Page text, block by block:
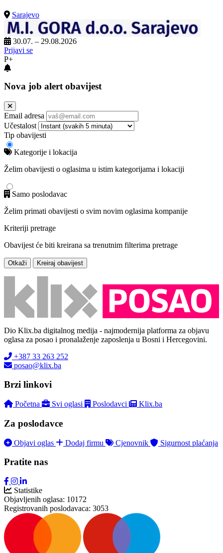
Sarajevo
30.07. – 29.08.2026
Prijavi se
P+
Nova job alert obavijest
Email adresa
Učestalost
Tip obavijesti
Kategorije i lokacija
Želim obavijesti o oglasima u istim kategorijama i lokaciji
Samo poslodavac
Želim primati obavijesti o svim novim oglasima kompanije
Kriteriji pretrage
Obavijest će biti kreirana sa trenutnim filterima pretrage
Otkaži Kreiraj obavijest
Dio Klix.ba digitalnog medija - najmodernija platforma za objavu
oglasa za posao i pronalaženje zaposlenja u Bosni i Hercegovini.
+387 33 263 252
posao@klix.ba
Brzi linkovi
Početna Svi oglasi Poslodavci Klix.ba
Za poslodavce
Objavi oglas Dodaj firmu Cjenovnik Sigurnost plaćanja
Pratite nas
Statistike
Objavljenih oglasa: 10172
Registrovanih poslodavaca: 3053